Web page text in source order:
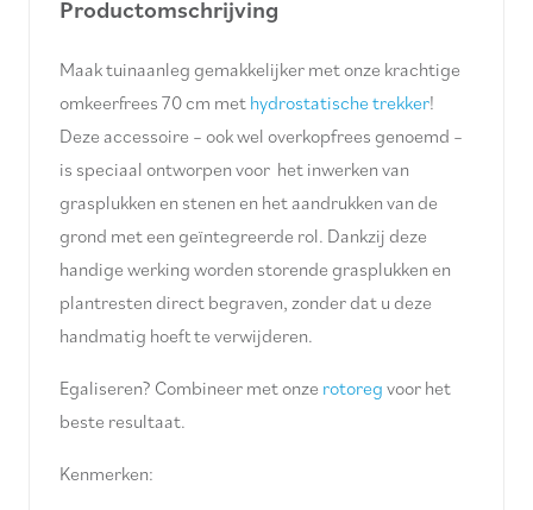
Productomschrijving
Maak tuinaanleg gemakkelijker met onze krachtige
omkeerfrees 70 cm met hydrostatische trekker!
Deze accessoire – ook wel overkopfrees genoemd –
is speciaal ontworpen voor het inwerken van
grasplukken en stenen en het aandrukken van de
grond met een geïntegreerde rol. Dankzij deze
handige werking worden storende grasplukken en
plantresten direct begraven, zonder dat u deze
handmatig hoeft te verwijderen.
Egaliseren? Combineer met onze rotoreg voor het
beste resultaat.
Kenmerken: